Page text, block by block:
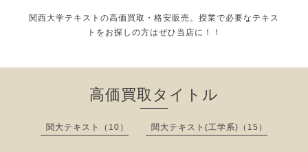
関西大学テキストの高価買取・格安販売。授業で必要なテキス
トをお探しの方はぜひ当店に！！
高価買取タイトル
関大テキスト（10） 関大テキスト(工学系)（15）